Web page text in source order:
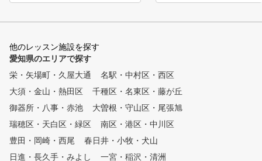
く上達しましょう！ ＜ゴルフ
・ゆとりの90分授業で、きめ細
やかな指導 曜日、時間の振替
、正規のライセンスを習得して
います 日本プロゴルフ協
会（P G A）公認 および各テ
ィーチング団体公認 ・実践形
式のラウンドレッスンも開催
平日、土日祝それぞれに実施
経験の方でも安心して参
ing（利用）、Gravity（重
、Movement（運動）を意
ています。 私たちのゴル
クールではUGM理論を採
、クラブ（道具）を最大
目標としています。 筋肉
他のレッスン施設を探す
愛知県のエリアで探す
栄・矢場町・久屋大通
名駅・中村区・西区
大須・金山・熱田区
千種区・名東区・藤が丘
御器所・八事・赤池
大曽根・守山区・尾張旭
瑞穂区・天白区・緑区
南区・港区・中川区
豊田・岡崎・西尾
春日井・小牧・犬山
日進・長久手・みよし
一宮・稲沢・清洲